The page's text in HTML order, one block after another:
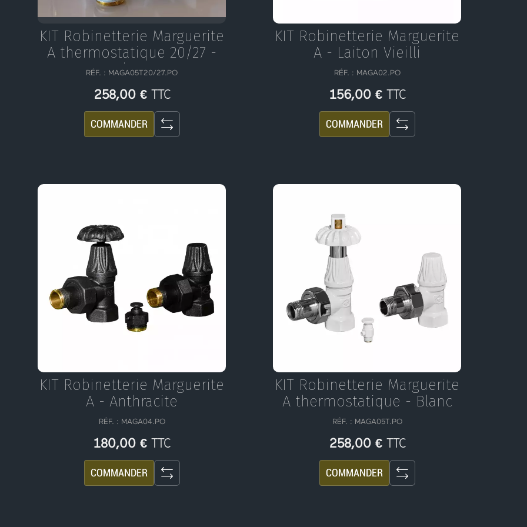
g
KIT Robinetterie Marguerite
A thermostatique 20/27 -
Blanc
RÉF. : MAGA05T20/27.PO
258,00 € TTC
COMMANDER
KIT Robinetterie Marguerite
A - Laiton Vieilli
RÉF. : MAGA02.PO
156,00 € TTC
COMMANDER
KIT Robinetterie Marguerite
A - Anthracite
RÉF. : MAGA04.PO
180,00 € TTC
COMMANDER
KIT Robinetterie Marguerite
A thermostatique - Blanc
RÉF. : MAGA05T.PO
258,00 € TTC
COMMANDER